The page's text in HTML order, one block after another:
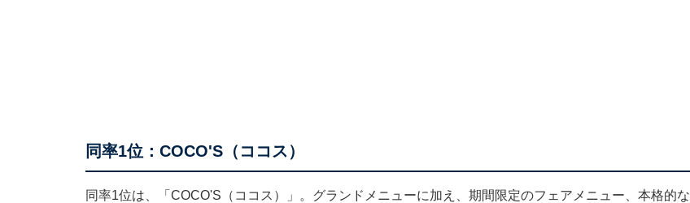
同率1位：COCO'S（ココス）
同率1位は、「COCO'S（ココス）」。グランドメニューに加え、期間限定のフェアメニュー、本格的な